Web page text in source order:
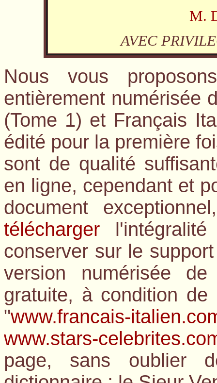
M.
AVEC
Nous vous
entièrement numérisée
(Tome 1) et Français
édité pour la première
sont de qualité
en ligne, cependant et
document
télécharger
conserver sur le
version numérisée
gratuite, à condition
"www.francais-
www.stars-
page, sans oublier